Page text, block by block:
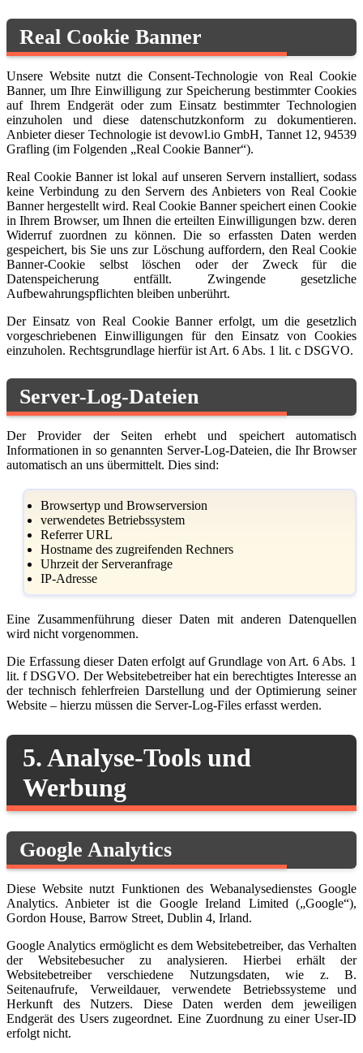
Real Cookie Banner
Unsere Website nutzt die Consent-Technologie von Real Cookie
Banner, um Ihre Einwilligung zur Speicherung bestimmter Cookies
auf Ihrem Endgerät oder zum Einsatz bestimmter Technologien
einzuholen und diese datenschutzkonform zu dokumentieren.
Anbieter dieser Technologie ist devowl.io GmbH, Tannet 12, 94539
Grafling (im Folgenden „Real Cookie Banner“).
Real Cookie Banner ist lokal auf unseren Servern installiert, sodass
keine Verbindung zu den Servern des Anbieters von Real Cookie
Banner hergestellt wird. Real Cookie Banner speichert einen Cookie
in Ihrem Browser, um Ihnen die erteilten Einwilligungen bzw. deren
Widerruf zuordnen zu können. Die so erfassten Daten werden
gespeichert, bis Sie uns zur Löschung auffordern, den Real Cookie
Banner-Cookie selbst löschen oder der Zweck für die
Datenspeicherung entfällt. Zwingende gesetzliche
Aufbewahrungspflichten bleiben unberührt.
Der Einsatz von Real Cookie Banner erfolgt, um die gesetzlich
vorgeschriebenen Einwilligungen für den Einsatz von Cookies
einzuholen. Rechtsgrundlage hierfür ist Art. 6 Abs. 1 lit. c DSGVO.
Server-Log-Dateien
Der Provider der Seiten erhebt und speichert automatisch
Informationen in so genannten Server-Log-Dateien, die Ihr Browser
automatisch an uns übermittelt. Dies sind:
Browsertyp und Browserversion
verwendetes Betriebssystem
Referrer URL
Hostname des zugreifenden Rechners
Uhrzeit der Serveranfrage
IP-Adresse
Eine Zusammenführung dieser Daten mit anderen Datenquellen
wird nicht vorgenommen.
Die Erfassung dieser Daten erfolgt auf Grundlage von Art. 6 Abs. 1
lit. f DSGVO. Der Websitebetreiber hat ein berechtigtes Interesse an
der technisch fehlerfreien Darstellung und der Optimierung seiner
Website – hierzu müssen die Server-Log-Files erfasst werden.
5. Analyse-Tools und
Werbung
Google Analytics
Diese Website nutzt Funktionen des Webanalysedienstes Google
Analytics. Anbieter ist die Google Ireland Limited („Google“),
Gordon House, Barrow Street, Dublin 4, Irland.
Google Analytics ermöglicht es dem Websitebetreiber, das Verhalten
der Websitebesucher zu analysieren. Hierbei erhält der
Websitebetreiber verschiedene Nutzungsdaten, wie z. B.
Seitenaufrufe, Verweildauer, verwendete Betriebssysteme und
Herkunft des Nutzers. Diese Daten werden dem jeweiligen
Endgerät des Users zugeordnet. Eine Zuordnung zu einer User-ID
erfolgt nicht.